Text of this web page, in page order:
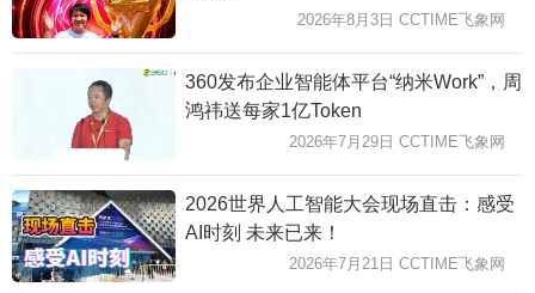
2026年8月3日 CCTIME飞象网
360发布企业智能体平台“纳米Work”，周
鸿祎送每家1亿Token
2026年7月29日 CCTIME飞象网
2026世界人工智能大会现场直击：感受
AI时刻 未来已来！
2026年7月21日 CCTIME飞象网